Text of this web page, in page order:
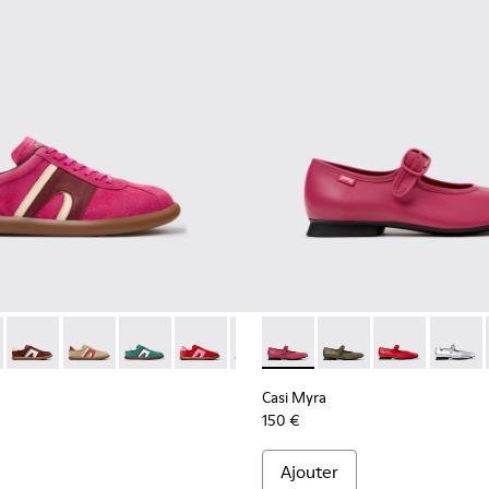
pour femme.
et en matières techniques pour femme.
matières techniques en PET recyclé pour femme.
et grises en PET recyclé et en matières techniques pour
- K201608-041 - Baskets en nubuck et cuir multicolores pour
Soller - K201608-038
Pelotas Soller - K201608-037
Pelotas Soller - K201608-036 - Baskets en cuir
Pelotas Soller - K201608-031
Pelotas Soller - K201608-029
Pelotas Soller - K201608-027
Pelotas Soller - K201608-
Pelotas Soller -
Pelotas
Casi Myra - K201629-016 -
Casi Myra - K201629-
Casi Myra -
Casi
Casi Myra
150 €
Ajouter